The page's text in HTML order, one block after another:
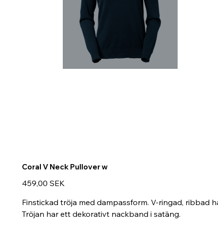
Coral V Neck Pullover w
Prix
459,00 SEK
Finstickad tröja med dampassform. V-ringad, ribbad
Tröjan har ett dekorativt nackband i satäng.